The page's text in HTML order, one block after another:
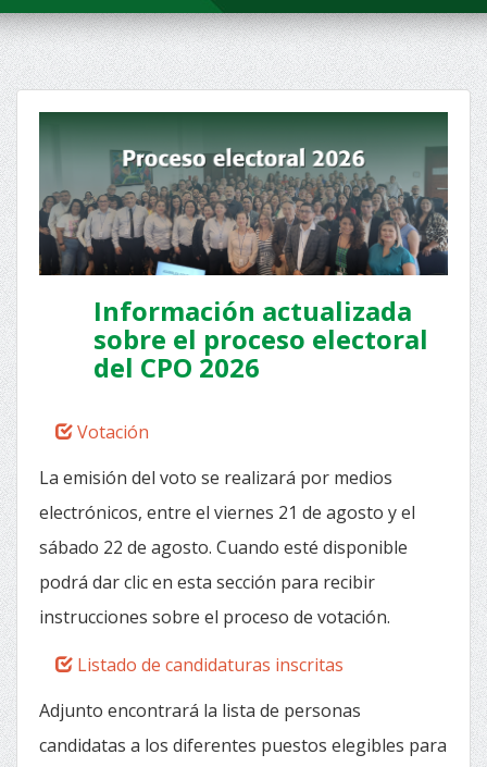
Información actualizada
sobre el proceso electoral
del CPO 2026
Votación
La emisión del voto se realizará por medios
electrónicos, entre el viernes 21 de agosto y el
sábado 22 de agosto. Cuando esté disponible
podrá dar clic en esta sección para recibir
instrucciones sobre el proceso de votación.
Listado de candidaturas inscritas
Adjunto encontrará la lista de personas
candidatas a los diferentes puestos elegibles para